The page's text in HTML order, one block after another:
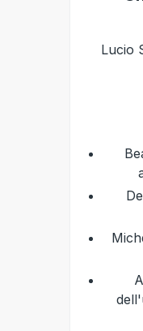
Lucio